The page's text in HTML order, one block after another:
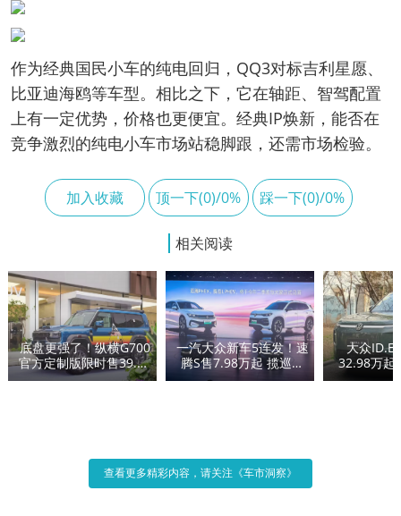
作为经典国民小车的纯电回归，QQ3对标吉利星愿、
比亚迪海鸥等车型。相比之下，它在轴距、智驾配置
上有一定优势，价格也更便宜。经典IP焕新，能否在
竞争激烈的纯电小车市场站稳脚跟，还需市场检验。
加入收藏 顶一下(0)/0% 踩一下(0)/0%
相关阅读
底盘更强了！纵横G700
官方定制版限时售39.99
万元
一汽大众新车5连发！速
腾S售7.98万起 揽巡降
价3.3万
大众
32.98万起
开的
查看更多精彩内容，请关注《车市洞察》